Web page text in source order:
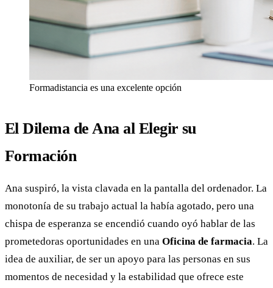
Formadistancia es una excelente opción
El Dilema de Ana al Elegir su
Formación
Ana suspiró, la vista clavada en la pantalla del ordenador. La
monotonía de su trabajo actual la había agotado, pero una
chispa de esperanza se encendió cuando oyó hablar de las
prometedoras oportunidades en una Oficina de farmacia. La
idea de auxiliar, de ser un apoyo para las personas en sus
momentos de necesidad y la estabilidad que ofrece este